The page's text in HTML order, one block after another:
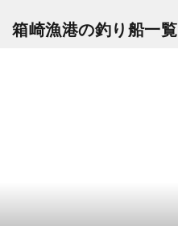
箱崎漁港の釣り船一覧